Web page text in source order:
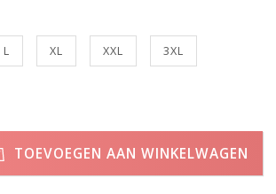
L XL XXL 3XL
TOEVOEGEN AAN WINKELWAGEN